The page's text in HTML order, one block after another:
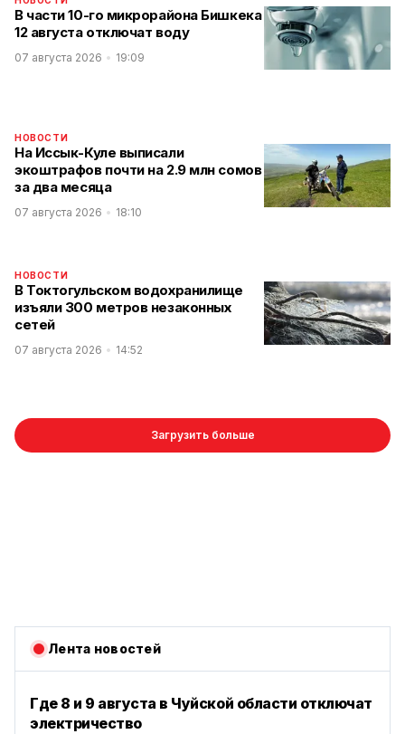
В части 10-го микрорайона Бишкека
12 августа отключат воду
07 августа 2026 19:09
НОВОСТИ
На Иссык-Куле выписали
экоштрафов почти на 2.9 млн сомов
за два месяца
07 августа 2026 18:10
НОВОСТИ
В Токтогульском водохранилище
изъяли 300 метров незаконных
сетей
07 августа 2026 14:52
Загрузить больше
Лента новостей
Где 8 и 9 августа в Чуйской области отключат
электричество